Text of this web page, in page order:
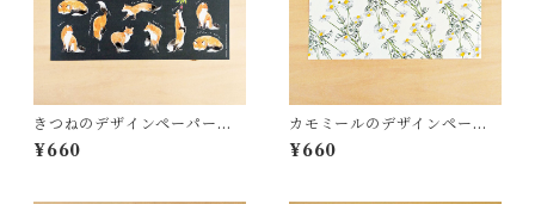
きつねのデザインペーパー
WP22
¥660
カモミールのデザインペーパ
ー WP23
¥660